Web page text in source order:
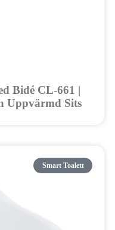
Bidé CL-661 |
Uppvärmd Sits
Smart Toalett